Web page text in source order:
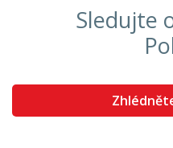
Sledujte